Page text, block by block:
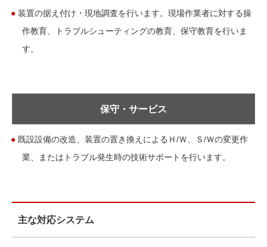
●装置の据え付け・現地調査を行います。現場作業者に対する操
作教育、トラブルシューティングの教育、保守教育を行いま
す。
保守・サービス
●既設設備の改造、装置の置き換えによるＨ/Ｗ、Ｓ/Ｗの変更作
業、またはトラブル発生時の技術サポートを行います。
主な対応システム